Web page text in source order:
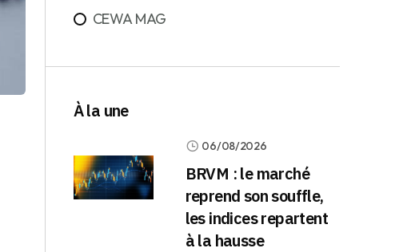
CEWA MAG
À la une
06/08/2026
BRVM : le marché
reprend son souffle,
les indices repartent
à la hausse